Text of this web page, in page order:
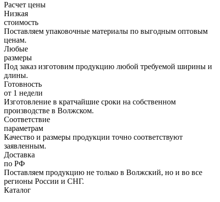
Расчет цены
Низкая
стоимость
Поставляем упаковочные материалы по выгодным оптовым
ценам.
Любые
размеры
Под заказ изготовим продукцию любой требуемой ширины и
длины.
Готовность
от 1 недели
Изготовление в кратчайшие сроки на собственном
производстве в Волжском.
Соответствие
параметрам
Качество и размеры продукции точно соответствуют
заявленным.
Доставка
по РФ
Поставляем продукцию не только в Волжский, но и во все
регионы России и СНГ.
Каталог